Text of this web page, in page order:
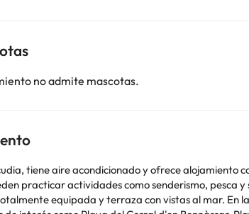
no admite mascotas.
tiene aire acondicionado y ofrece
senderismo, pesca y snorkel. La villa tiene 4 dormitorios, 2 baños, ropa de cama, toallas,
al mar. En la villa, la clientela puede practicar ciclismo en los alrededores o disfrutar del jardín.